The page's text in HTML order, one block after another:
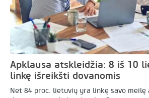
Apklausa atskleidžia: 8 iš 10
linkę išreikšti dovanomis
Net 84 proc. lietuvių yra linkę savo